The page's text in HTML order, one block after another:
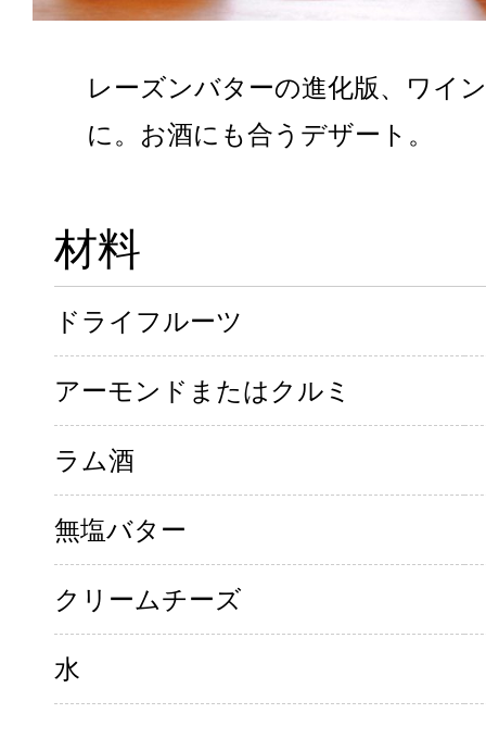
レーズンバターの進化版、ワイ
に。お酒にも合うデザート。
材料
ドライフルーツ
アーモンドまたはクルミ
ラム酒
無塩バター
クリームチーズ
水